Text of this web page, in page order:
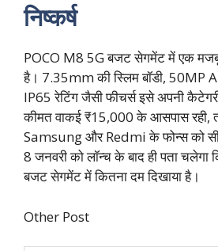
निष्कर्ष
POCO M8 5G बजट सेगमेंट में एक
है। 7.35mm की स्लिम बॉडी, 50MP
IP65 रेटिंग जैसी फीचर्स इसे अपनी
कीमत वाकई ₹15,000 के आसपास रही,
Samsung और Redmi के फोन्स को
8 जनवरी को लॉन्च के बाद ही पता चलेगा
बजट सेगमेंट में कितना दम दिखाया है।
Other Post